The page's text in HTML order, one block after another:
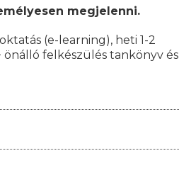
megjelenni.
(e-learning), heti 1-2
önálló felkészülés tankönyv és